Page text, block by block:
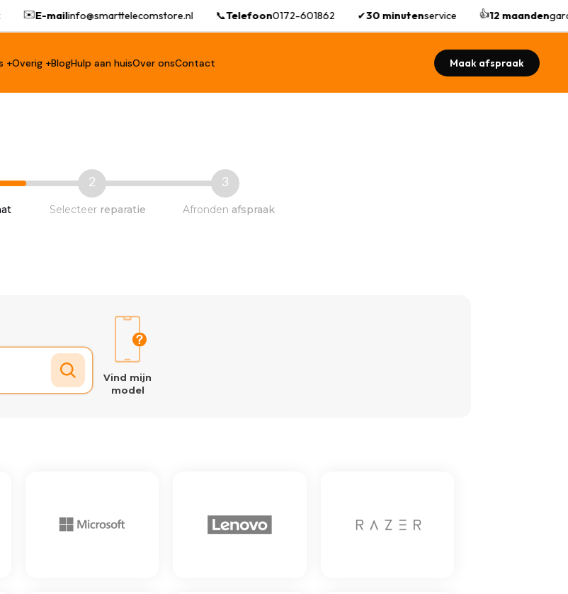
✉️E-mailinfo@smarttelecomstore.nl 📞Telefoon0172-601862 ✔30 minutenservice 👍12 maanden
+Overig +BlogHulp aan huisOver onsContact Maak afspraak
2
Selecteer reparatie
3
Afronden afspraak
Vind mijn
model